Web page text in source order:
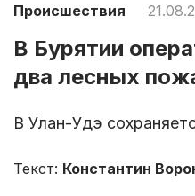
Происшествия
В Бурятии
два лесных
В Улан-Удэ
Текст: Константин